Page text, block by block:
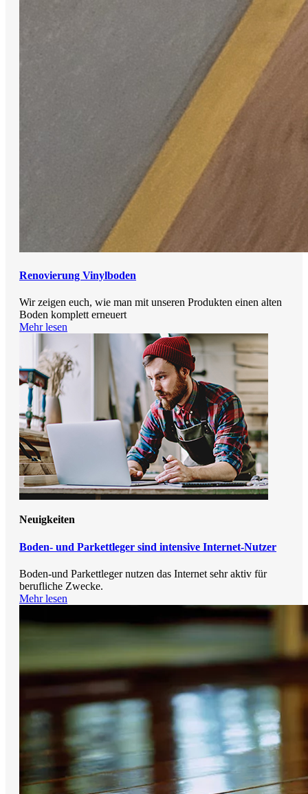
Renovierung Vinylboden
Wir zeigen euch, wie man mit unseren Produkten einen alten
Boden komplett erneuert
Mehr lesen
Neuigkeiten
Boden- und Parkettleger sind intensive Internet-Nutzer
Boden-und Parkettleger nutzen das Internet sehr aktiv für
berufliche Zwecke.
Mehr lesen